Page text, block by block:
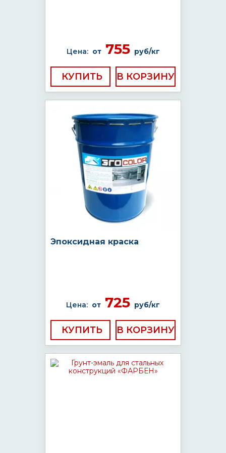
Цена: от755 руб/кг
КУПИТЬ
Эпоксидная краска
Цена: от 725 руб/кг
КУПИТЬ